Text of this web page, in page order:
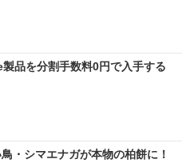
品を分割手数料0円で入手する
・シマエナガが本物の柏餅に！